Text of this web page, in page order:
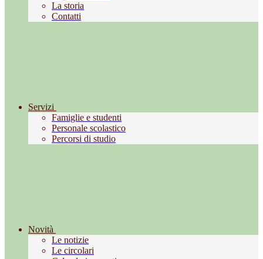
La storia
Contatti
Servizi
Famiglie e studenti
Personale scolastico
Percorsi di studio
Novità
Le notizie
Le circolari